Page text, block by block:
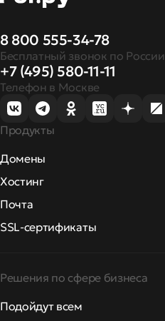
8 800 555-34-78
Бесплатный звонок по России
+7 (495) 580-11-11
Телефон в Москве
Продукты
Домены
Хостинг
Почта
SSL-сертификаты
Решения по сфере бизнеса
Подойдут всем